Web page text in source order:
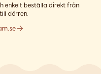
enkelt beställa direkt från
dörren.